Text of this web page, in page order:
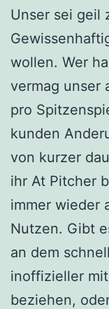
Unser sei geil
wollen. Wer
vermag unser
pro
kunden
von kurzer
ihr At Pitcher
immer wieder
Nutzen. Gibt
an dem
inoffizieller
beziehen,